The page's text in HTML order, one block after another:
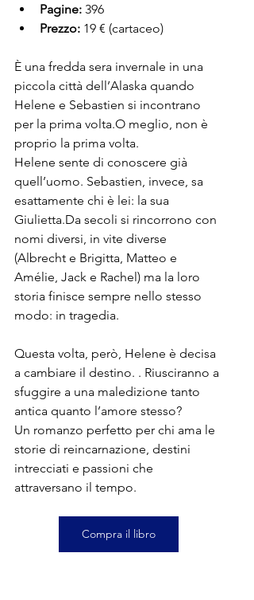
Pagine: 396
Prezzo: 19 € (cartaceo)
È una fredda sera invernale in una
piccola città dell’Alaska quando
Helene e Sebastien si incontrano
per la prima volta.O meglio, non è
proprio la prima volta.
Helene sente di conoscere già
quell’uomo. Sebastien, invece, sa
esattamente chi è lei: la sua
Giulietta.Da secoli si rincorrono con
nomi diversi, in vite diverse
(Albrecht e Brigitta, Matteo e
Amélie, Jack e Rachel) ma la loro
storia finisce sempre nello stesso
modo: in tragedia.
Questa volta, però, Helene è decisa
a cambiare il destino. . Riusciranno a
sfuggire a una maledizione tanto
antica quanto l’amore stesso?
Un romanzo perfetto per chi ama le
storie di reincarnazione, destini
intrecciati e passioni che
attraversano il tempo.
Compra il libro